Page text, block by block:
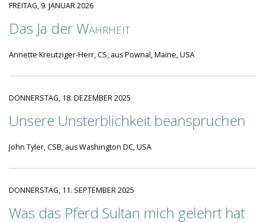
FREITAG, 9. JANUAR 2026
Das Ja derWahrheit
Annette Kreutziger-Herr, CS, aus Pownal, Maine, USA
DONNERSTAG, 18. DEZEMBER 2025
Unsere Unsterblichkeit beanspruchen
John Tyler, CSB, aus Washington DC, USA
DONNERSTAG, 11. SEPTEMBER 2025
Was das Pferd Sultan mich gelehrt hat